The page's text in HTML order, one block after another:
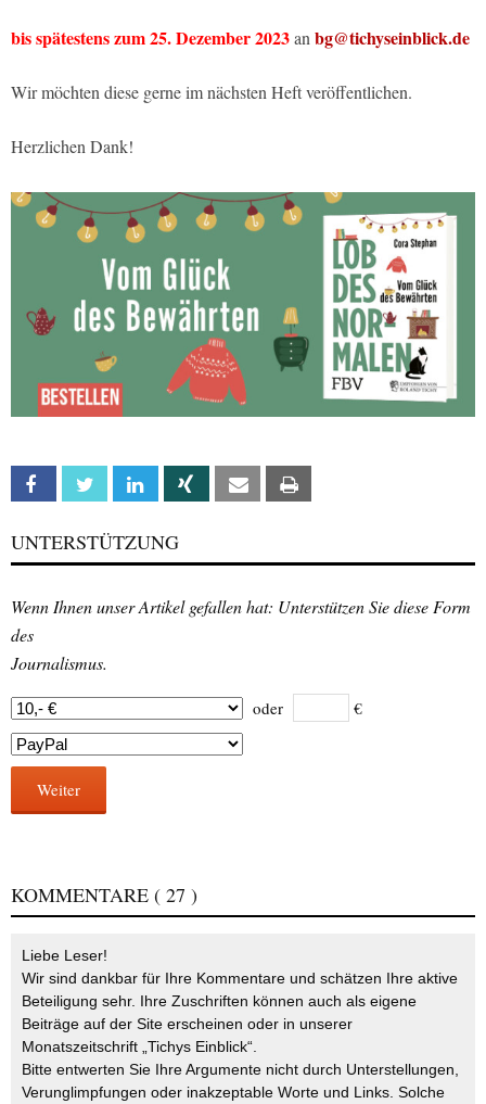
bis spätestens zum 25. Dezember 2023anbg@tichyseinblick.de
Wir möchten diese gerne im nächsten Heft veröffentlichen.
Herzlichen Dank!
Facebook Twitter Linkedin Xing Email
UNTERSTÜTZUNG
Wenn Ihnen unser Artikel gefallen hat: Unterstützen Sie diese Form
des
Journalismus.
oder €
Weiter
KOMMENTARE ( 27 )
Liebe Leser!
Wir sind dankbar für Ihre Kommentare und schätzen Ihre aktive
Beteiligung sehr. Ihre Zuschriften können auch als eigene
Beiträge auf der Site erscheinen oder in unserer
Monatszeitschrift „Tichys Einblick“.
Bitte entwerten Sie Ihre Argumente nicht durch Unterstellungen,
Verunglimpfungen oder inakzeptable Worte und Links. Solche